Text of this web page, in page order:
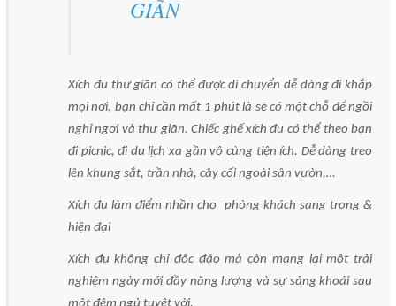
GIÃN
Xích đu thư giãn có thể được di chuyển dễ dàng đi khắp
mọi nơi, bạn chỉ cần mất 1 phút là sẽ có một chỗ để ngồi
nghỉ ngơi và thư giãn. Chiếc ghế xích đu có thể theo bạn
đi picnic, đi du lịch xa gần vô cùng tiện ích. Dễ dàng treo
lên khung sắt, trần nhà, cây cối ngoài sân vườn,…
Xích đu làm điểm nhần cho phòng khách sang trọng &
hiện đại
Xích đu không chỉ độc đáo mà còn mang lại một trải
nghiệm ngày mới đầy năng lượng và sự sảng khoái sau